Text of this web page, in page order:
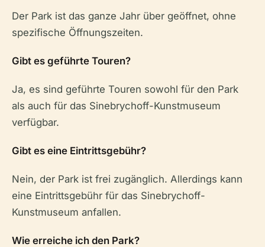
Der Park ist das ganze Jahr über geöffnet, ohne
spezifische Öffnungszeiten.
Gibt es geführte Touren?
Ja, es sind geführte Touren sowohl für den Park
als auch für das Sinebrychoff-Kunstmuseum
verfügbar.
Gibt es eine Eintrittsgebühr?
Nein, der Park ist frei zugänglich. Allerdings kann
eine Eintrittsgebühr für das Sinebrychoff-
Kunstmuseum anfallen.
Wie erreiche ich den Park?